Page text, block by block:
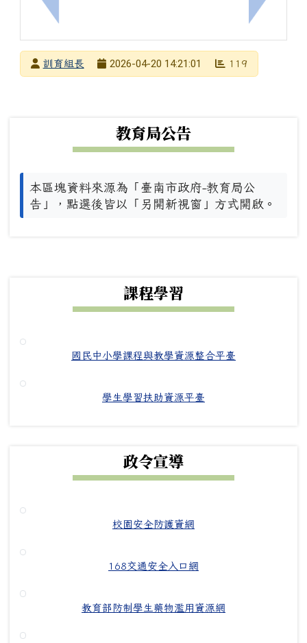
上一筆：[高中]轉知金車文教基金會「2026金車曙光
下一筆：
發布者訓育組長
2026-04-20 14:21:01 119
教育局公告
本區塊資料來源為「臺南市政府-教育局公
告」，點選後皆以「另開新視窗」方式開啟。
課程學習
國民中小學課程與教學資源整合平臺
學生學習扶助資源平臺
政令宣導
校園安全防護資網
168交通安全入口網
教育部防制學生藥物濫用資源網